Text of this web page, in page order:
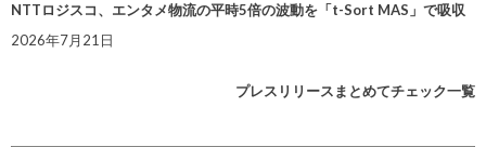
NTTロジスコ、エンタメ物流の平時5倍の波動を「t-Sort MAS」で吸収
2026年7月21日
プレスリリースまとめてチェック一覧